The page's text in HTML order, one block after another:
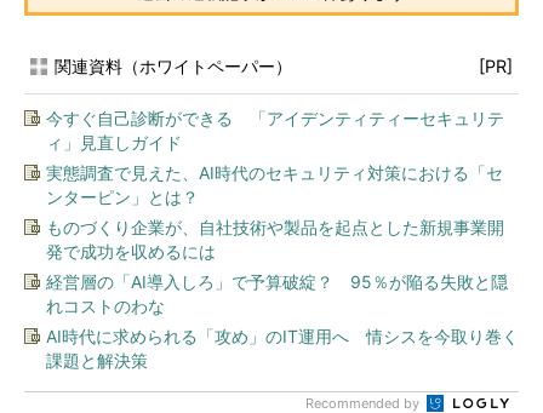
関連資料（ホワイトペーパー） [PR]
今すぐ自己診断ができる 「アイデンティティーセキュリテ
ィ」見直しガイド
実態調査で見えた、AI時代のセキュリティ対策における「セ
ンターピン」とは？
ものづくり企業が、自社技術や製品を起点とした新規事業開
発で成功を収めるには
経営層の「AI導入しろ」で予算破綻？ 95％が陥る失敗と隠
れコストのわな
AI時代に求められる「攻め」のIT運用へ 情シスを今取り巻く
課題と解決策
Recommended by